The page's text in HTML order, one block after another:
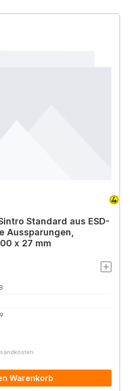
Standard aus ESD-
Aussparungen,
x 27 mm
Warenkorb